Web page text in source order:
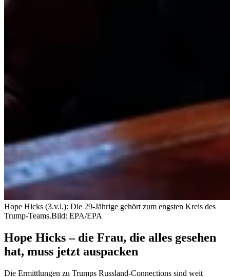
Hope Hicks (3.v.l.): Die 29-Jährige gehört zum engsten Kreis des
Trump-Teams.Bild: EPA/EPA
Hope Hicks – die Frau, die alles gesehen
hat, muss jetzt auspacken
Die Ermittlungen zu Trumps Russland-Connections sind weit